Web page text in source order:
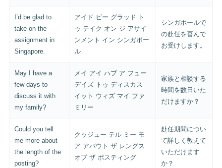
I’d be glad to
take on the
assignment in
Singapore.
アイド ビー グラッド ト
ゥ テイク オン ジ アサイ
ンメント イン シンガポー
ル
シンガポールで
の赴任を喜んで
お受けします。
May I have a
few days to
discuss it with
my family?
メイ アイ ハブ ア フュー
デイズ トゥ ディスカス
イット ウィズ マイ ファ
ミリー
家族と相談する
時間を数日いた
だけますか？
Could you tell
me more about
the length of the
posting?
クッジュー テル ミー モ
ア アバウト ザ レングス
オブ ザ ポスティング
赴任期間につい
て詳しく教えて
いただけます
か？